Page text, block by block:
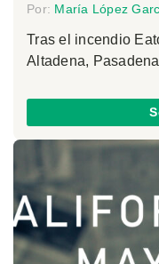
Por: María López
Tras el incendio
Altadena,